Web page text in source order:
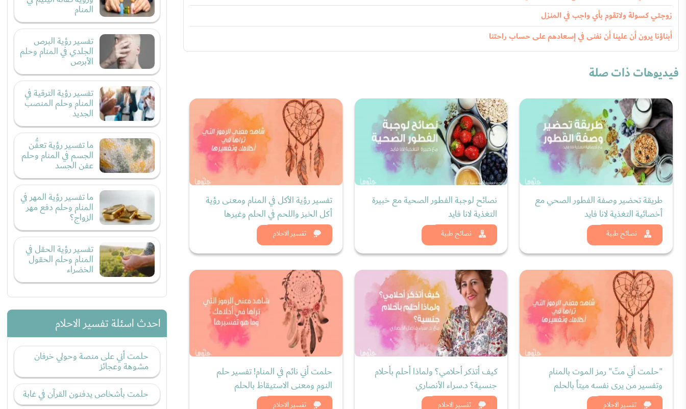
زوجتي كسولة ولاتقوم بأي واجب في المنزل
أبناؤنا يرون أن علينا أن نفنى في إسعادهم على حساب راحتنا
فيديوهات ذات صلة
نصائح طبية
طريقة تحضير وصفة الفطور الصحي مع
أخصائية التغذية لانا فايد
شاهد الان
نصائح طبية
نصائح لوجبة الفطور الصحية مع خبيرة
التغذية لانا فايد
شاهد الان
تفسير الاحلام
تفسير رؤية الأكل في المنام ومعنى رؤية
أكل الخبز واللحم في الحلم وغيرها
شاهد الان
تفسير الاحلام
"حلمت أني متّ" رمز الموت بالمنام
وتفسير من يرى نفسه ميتاً بالحلم
تفسير الاحلام
كيف أتذكر أحلامي؟ ولماذا أحلم بأحلام
جنسية؟ د.سراء الأنصاري
تفسير الاحلام
حلمت أني نائم في المنام! تفسير حلم
النوم ومعنى الاستيقاظ بالحلم
المنام
تفسير رؤية البرص
الجلدي في المنام وحلم
الأبرص
تفسير رؤية الترقية في
المنام وحلم المنصب
الجديد
ما تفسير رؤية تعفُّن
الجسم في المنام وحلم
عفن الجسد
ما تفسير رؤية المهر في
المنام وحلم دفع مهر
الزواج؟
تفسير رؤية الحقل في
المنام وحلم الحقول
الخضراء
احدث اسئلة تفسير الاحلام
حلمت أني على منصة وحولي خرفان
مشوهة وعجائز
حلمت بأشخاص يدفنون القرآن في غابة